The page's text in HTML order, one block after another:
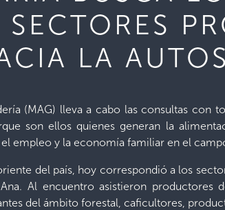
LA
(MAG) lleva a cabo las consultas con
son ellos quienes generan la
empleo y la economía familiar en el
del país, hoy correspondió a los
Al encuentro asistieron productores
del ámbito forestal, caficultores,